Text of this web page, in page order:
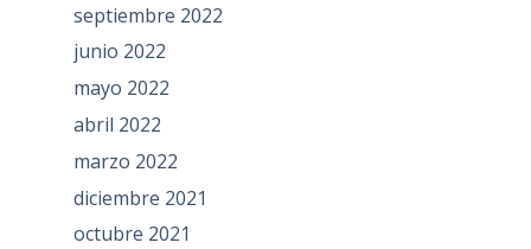
septiembre 2022
junio 2022
mayo 2022
abril 2022
marzo 2022
diciembre 2021
octubre 2021